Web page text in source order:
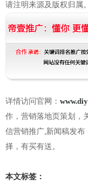
请注明来源及版权归属。
详情访问官网：
作，营销落地页策划，
信营销推广,新闻稿发
择，有买有送。
本文标签：